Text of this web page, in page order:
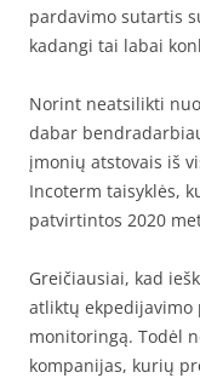
pardavimo sutartis
kadangi tai labai
Norint neatsilikti
dabar
įmonių atstovais iš
Incoterm taisyklės,
patvirtintos 2020
Greičiausiai, kad
atliktų ekpedijavimo
monitoringą. Todėl
kompanijas, kurių